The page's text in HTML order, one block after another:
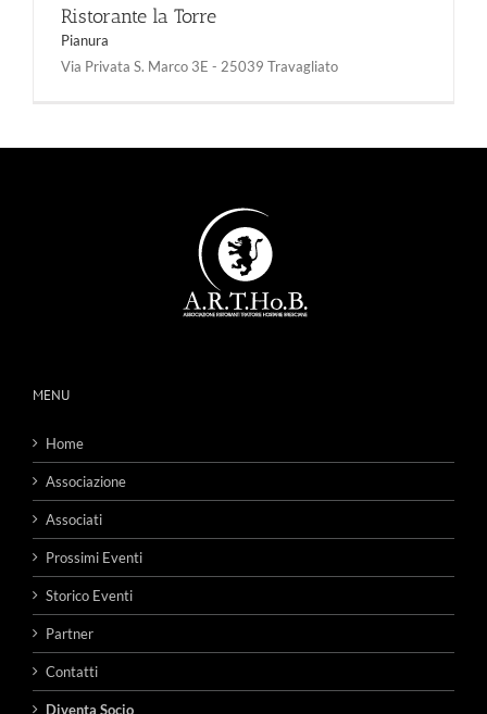
Ristorante la Torre
Pianura
Via Privata S. Marco 3E - 25039 Travagliato
MENU
Home
Associazione
Associati
Prossimi Eventi
Storico Eventi
Partner
Contatti
Diventa Socio